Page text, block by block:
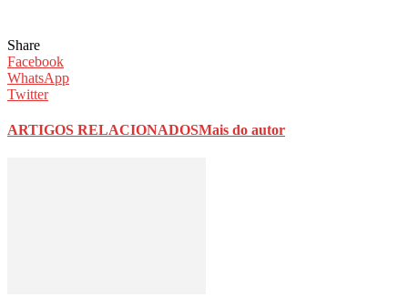
Share
Facebook
WhatsApp
Twitter
ARTIGOS RELACIONADOSMais do autor